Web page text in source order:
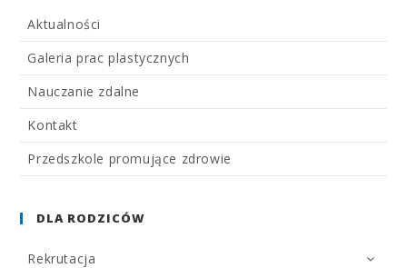
Aktualności
Galeria prac plastycznych
Nauczanie zdalne
Kontakt
Przedszkole promujące zdrowie
DLA RODZICÓW
Rekrutacja